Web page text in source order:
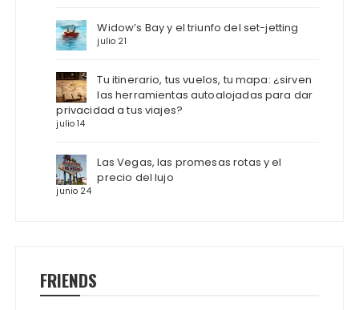
Widow’s Bay y el triunfo del set-jetting
julio 21
Tu itinerario, tus vuelos, tu mapa: ¿sirven
las herramientas autoalojadas para dar
privacidad a tus viajes?
julio 14
Las Vegas, las promesas rotas y el
precio del lujo
junio 24
FRIENDS